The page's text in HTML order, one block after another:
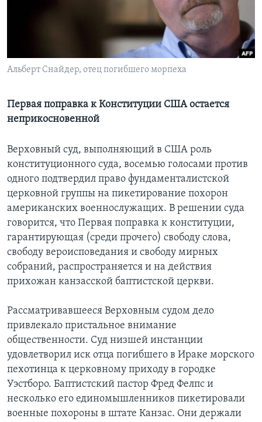
Языки
Альберт Снайдер, отец погибшего морпеха
Первая поправка к Конституции США остается
неприкосновенной
Верховный суд, выполняющий в США роль
конституционного суда, восемью голосами против
одного подтвердил право фундаменталистской
церковной группы на пикетирование похорон
американских военнослужащих. В решении суда
говорится, что Первая поправка к конституции,
гарантирующая (среди прочего) свободу слова,
свободу вероисповедания и свободу мирных
собраний, распространяется и на действия
прихожан канзасской баптистской церкви.
Рассматривавшееся Верховным судом дело
привлекало пристальное внимание
общественности. Суд низшей инстанции
удовлетворил иск отца погибшего в Ираке морского
пехотинца к церковному приходу в городке
Уэстборо. Баптистский пастор Фред Фелпс и
несколько его единомышленников пикетировали
военные похороны в штате Канзас. Они держали